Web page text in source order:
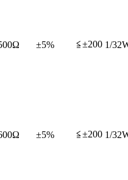
±5% ≦±200 1/
±5% ≦±200 1/